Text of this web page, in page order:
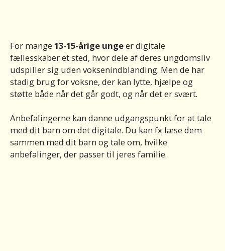
For mange13-15-årige ungeer digitale
fællesskaber et sted, hvor dele af deres ungdomsliv
udspiller sig uden voksenindblanding. Men de har
stadig brug for voksne, der kan lytte, hjælpe og
støtte både når det går godt, og når det er svært.
Anbefalingerne kan danne udgangspunkt for at tale
med dit barn om det digitale. Du kan fx læse dem
sammen med dit barn og tale om, hvilke
anbefalinger, der passer til jeres familie.